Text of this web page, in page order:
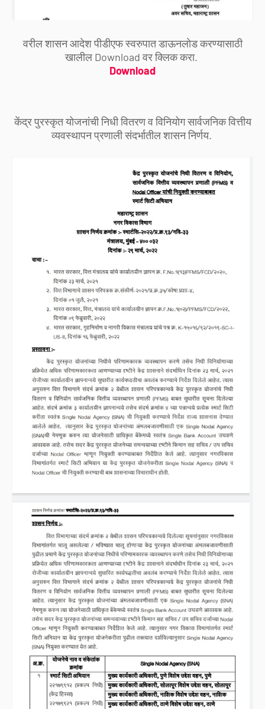
वरील शासन आदेश पीडीएफ स्वरुपात डाऊनलोड करण्यासाठी
खालील Download वर क्लिक करा.
Download
केंद्र पुरस्कृत योजनांची निधी वितरण व विनियोग सार्वजनिक वित्तीय
व्यवस्थापन प्रणाली संदर्भातील शासन निर्णय.